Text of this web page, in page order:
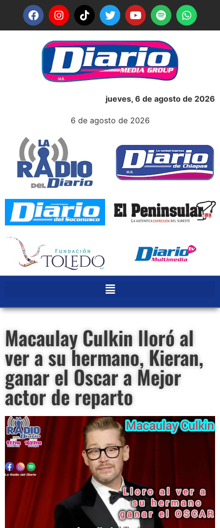
jueves, 6 de agosto de 2026
6 de agosto de 2026
Macaulay Culkin lloró al
ver a su hermano, Kieran,
ganar el Oscar a Mejor
actor de reparto